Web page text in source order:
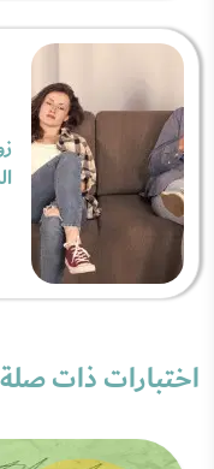
اختبارات ذات صلة